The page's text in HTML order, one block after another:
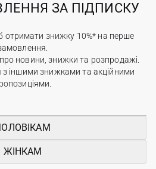
ЗА ПІДПИСКУ
отримати знижку 10%* на перше
новини, знижки та розпродажі.
іншими знижками та акційними
ЖІНКАМ